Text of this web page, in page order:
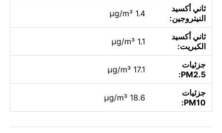
ثاني أكسيد
النيتروجين:
1.4 µg/m³
ثاني أكسيد
الكبريت:
1.1 µg/m³
جزئيات
PM2.5:
17.1 µg/m³
جزئيات
PM10:
18.6 µg/m³